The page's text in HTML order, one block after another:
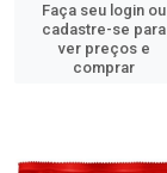
Faça seu login ou
cadastre-se para
ver preços e
comprar